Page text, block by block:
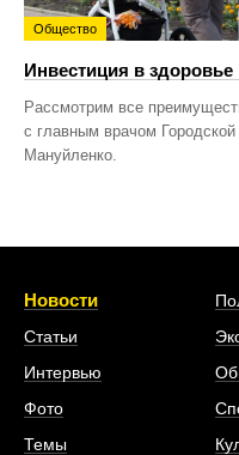
Общество
Инвестиция в
Рассмотрим все
с главным врачом
Мануйленко.
Новости
Статьи
Интервью
Фото
Темы